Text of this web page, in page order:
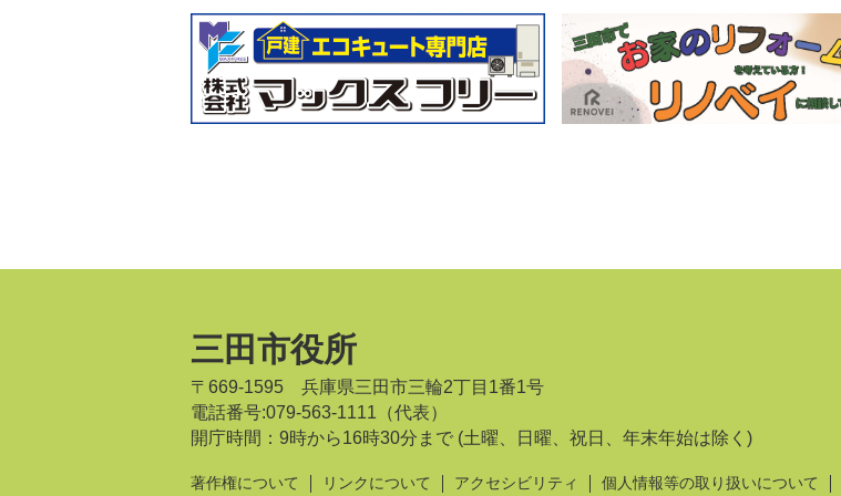
三田市役所
〒669-1595 兵庫県三田市三輪2丁目1番1号
電話番号:079-563-1111（代表）
開庁時間：9時から16時30分まで (土曜、日曜、祝日、年末年始は除く)
著作権について リンクについて アクセシビリティ 個人情報等の取り扱いについて